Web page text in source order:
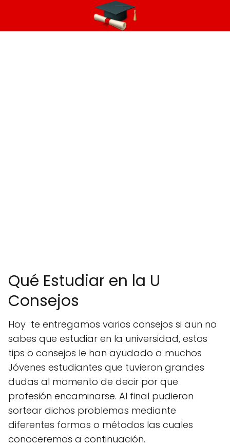
Qué Estudiar en la U
Consejos
Hoy te entregamos varios consejos si aun no
sabes que estudiar en la universidad, estos
tips o consejos le han ayudado a muchos
Jóvenes estudiantes que tuvieron grandes
dudas al momento de decir por que
profesión encaminarse. Al final pudieron
sortear dichos problemas mediante
diferentes formas o métodos las cuales
conoceremos a continuación.